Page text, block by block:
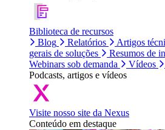
Biblioteca de recursos
Blog
Relatórios Artigos
gerais de soluções
Resumos de
Webinars sob demanda
Vídeos
Podcasts, artigos e vídeos
Visite nosso site da Nexus
Conteúdo em destaque